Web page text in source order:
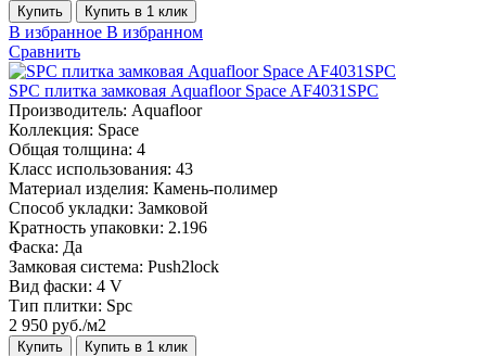
Купить Купить в 1 клик
В избранное В избранном
Сравнить
SPC плитка замковая Aquafloor Space AF4031SPC
Производитель: Aquafloor
Коллекция: Space
Общая толщина: 4
Класс использования: 43
Материал изделия: Камень-полимер
Способ укладки: Замковой
Кратность упаковки: 2.196
Фаска: Да
Замковая система: Push2lock
Вид фаски: 4 V
Тип плитки: Spc
2 950 руб./м2
Купить Купить в 1 клик